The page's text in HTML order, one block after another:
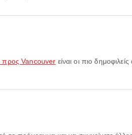
Vancouver είναι οι πιο